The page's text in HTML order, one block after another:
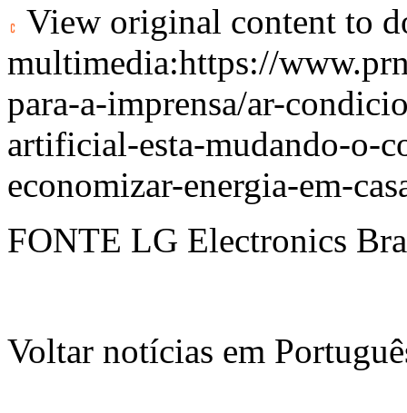
View original content to
multimedia:https://
para-a-imprensa/ar-
artificial-esta-mudando-o-
economizar-energia-em-
FONTE LG Electronics
Voltar notícias em